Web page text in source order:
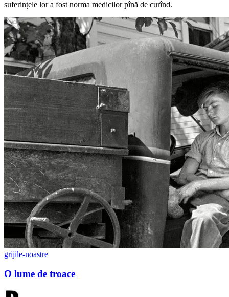
suferințele lor a fost norma medicilor pînă de curînd.
grijile-noastre
O lume de troace